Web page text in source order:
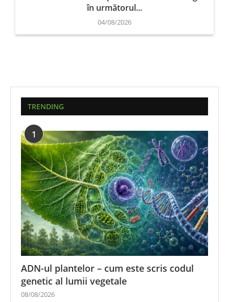
în următorul...
04/08/2026
TRENDING
1
ADN-ul plantelor – cum este scris codul
genetic al lumii vegetale
08/08/2026